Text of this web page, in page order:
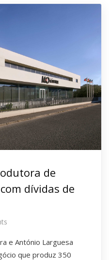
de
dívidas de
e António Larguesa
que produz 350